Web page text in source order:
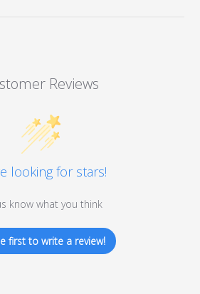
Reviews
looking for stars!
know what you think
first to write a review!